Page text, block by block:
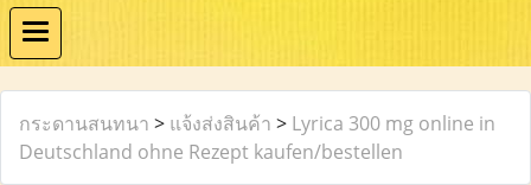
กระดานสนทนา > แจ้งส่งสินค้า > Lyrica 300 mg online in
Deutschland ohne Rezept kaufen/bestellen